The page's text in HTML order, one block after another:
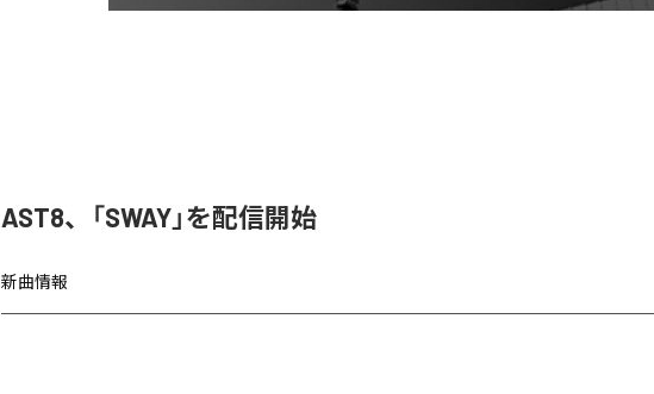
AST8、「SWAY」を配信開始
新曲情報